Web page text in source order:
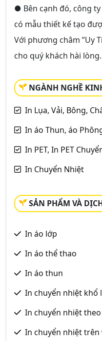
● Bên cạnh đó, công
có mẫu thiết kế tạo
Với phương châm ”Uy
cho quý khách hài lòng.
NGÀNH NGHỀ
In Lụa, Vải, Bông,
In áo Thun, áo
In PET, In PET
In Chuyển Nhiệt
SẢN PHẨM VÀ
In áo lớp
In áo thể thao
In áo thun
In chuyển nhiệt khổ
In chuyển nhiệt theo
In chuyển nhiệt trên